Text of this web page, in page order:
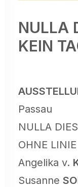
NULLA
KEIN
Passau
NULLA
OHNE LINIE
Angelika v.
Susanne